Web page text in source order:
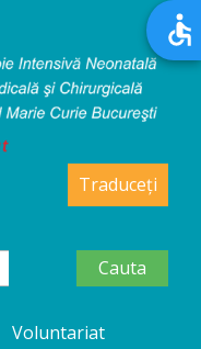
Cauta
Traduceți
Voluntariat